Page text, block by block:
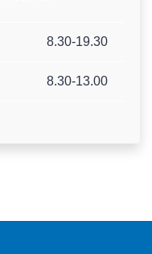
8.30-19.30
8.30-13.00